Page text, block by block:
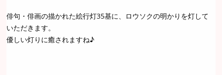
俳句・俳画の描かれた絵行灯35基に、ロウソクの明かりを灯して
いただきます。
優しい灯りに癒されますね♪